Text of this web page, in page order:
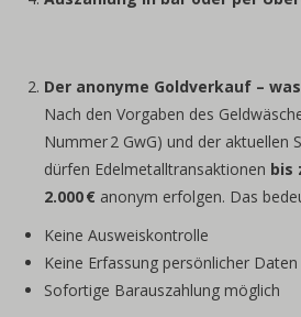
Der anonyme Goldverkauf –
Nach den Vorgaben des
Nummer 2 GwG) und der aktuellen
dürfen Edelmetalltransaktionen bis
2.000€ anonym erfolgen. Das
Keine Ausweiskontrolle
Keine Erfassung persönlicher Daten
Sofortige Barauszahlung möglich